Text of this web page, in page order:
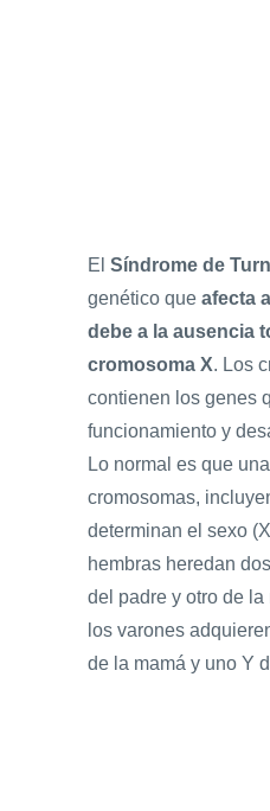
El Síndrome de
genético que afecta
debe a la ausencia
cromosoma X. Los
contienen los genes
funcionamiento y
Lo normal es que
cromosomas,
determinan el sexo
hembras heredan
del padre y otro de
los varones
de la mamá y uno Y